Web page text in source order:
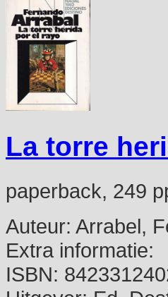
La torre
paperback, 249
Auteur: Arrabel,
Extra informatie:
ISBN: